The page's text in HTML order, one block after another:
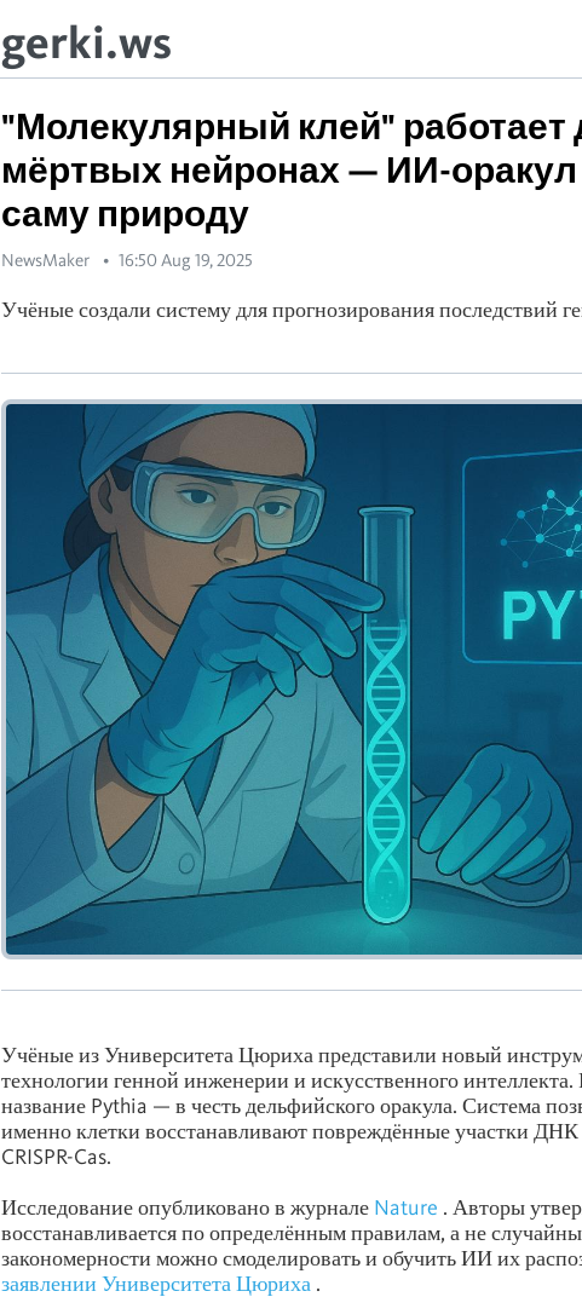
gerki.ws
"Молекулярный клей" работает
мёртвых нейронах — ИИ-оракул
саму природу
NewsMaker 16:50 Aug 19, 2025
Учёные создали систему для прогнозирования последствий
Учёные из Университета Цюриха представили новый
технологии генной инженерии и искусственного интеллекта.
название Pythia — в честь дельфийского оракула. Система
именно клетки восстанавливают повреждённые участки
CRISPR-Cas.
Исследование опубликовано в журнале Nature . Авторы
восстанавливается по определённым правилам, а не
закономерности можно смоделировать и обучить ИИ их
заявлении Университета Цюриха .